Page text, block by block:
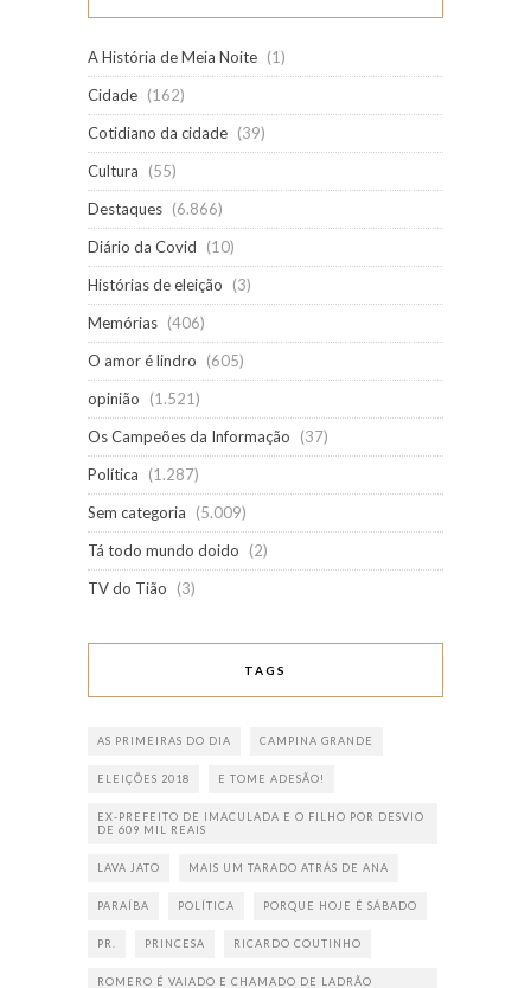
A História de Meia Noite (1)
Cidade (162)
Cotidiano da cidade (39)
Cultura
(55)
Destaques (6.866)
Diário da Covid
(10)
Histórias de eleição
(3)
Memórias (406)
O amor é lindro
(605)
opinião
(1.521)
Os Campeões da Informação
(37)
Política
(1.287)
Sem categoria
(5.009)
Tá todo mundo doido
(2)
TV do Tião
(3)
TAGS
AS PRIMEIRAS DO DIA CAMPINA GRANDE
ELEIÇÕES 2018 E TOME ADESÃO!
EX-PREFEITO DE IMACULADA E O FILHO POR DESVIO
DE 609 MIL REAIS
LAVA JATO MAIS UM TARADO ATRÁS DE ANA
PARAÍBA POLÍTICA PORQUE HOJE É SÁBADO
PR. PRINCESA RICARDO COUTINHO
ROMERO É VAIADO E CHAMADO DE LADRÃO